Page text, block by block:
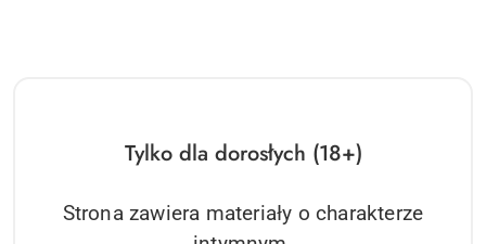
Tylko dla dorosłych (18+)
Strona zawiera materiały o charakterze